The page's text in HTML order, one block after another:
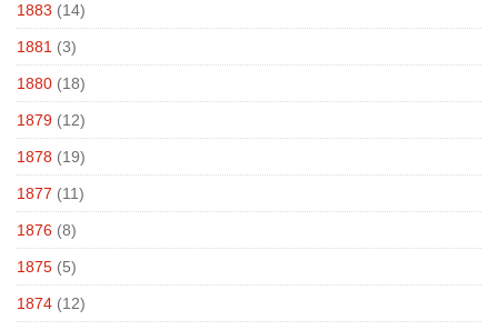
1883 (14)
1881 (3)
1880 (18)
1879 (12)
1878 (19)
1877 (11)
1876 (8)
1875 (5)
1874 (12)